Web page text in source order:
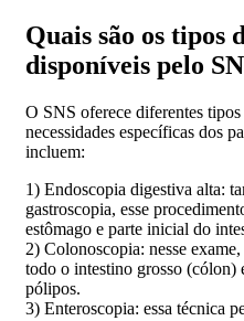
Quais são os tipos
disponíveis pelo
O SNS oferece diferentes
necessidades específicas dos
incluem:
1) Endoscopia digestiva alta:
gastroscopia, esse
estômago e parte inicial do
2) Colonoscopia: nesse
todo o intestino grosso (cólon)
pólipos.
3) Enteroscopia: essa técnica